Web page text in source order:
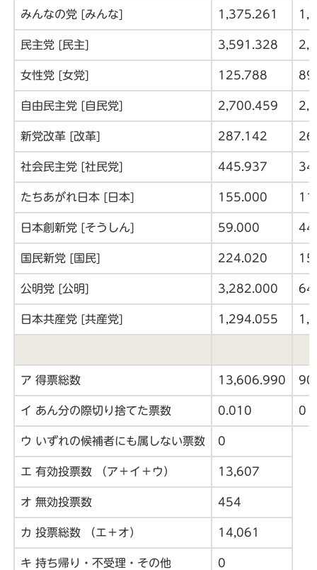
みんなの党 [みんな] 1,375.261
民主党 [民主] 3,591.328
女性党 [女党] 125.788 89
自由民主党 [自民党] 2,700.459
新党改革 [改革] 287.142
社会民主党 [社民党] 445.937
たちあがれ日本 [日本] 155.000
日本創新党 [そうしん] 59.000 44
国民新党 [国民] 224.020
公明党 [公明] 3,282.000
日本共産党 [共産党] 1,294.055
ア 得票総数 13,606.990
イ あん分の際切り捨てた票数 0.010 0
ウ いずれの候補者にも属しない票数 0
エ 有効投票数 （ア＋イ＋ウ） 13,607
オ 無効投票数 454
カ 投票総数 （エ＋オ） 14,061
キ 持ち帰り・不受理・その他 0